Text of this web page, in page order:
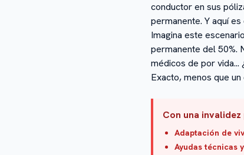
conductor en sus
permanente. Y aquí
Imagina este
permanente del 50%.
médicos de por
Exacto, menos que
Con una
Adaptación de
Ayudas técnicas